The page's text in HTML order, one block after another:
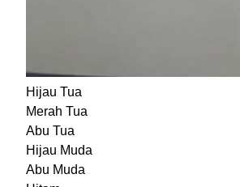
Hijau Tua
Merah Tua
Abu Tua
Hijau Muda
Abu Muda